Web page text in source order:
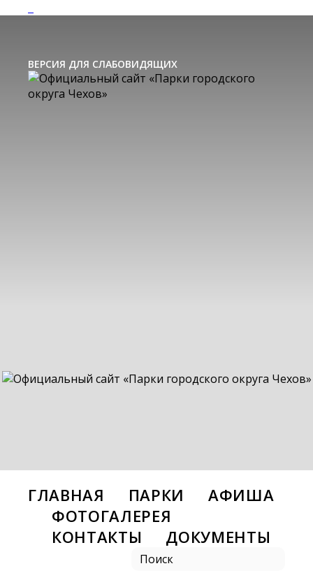
ВЕРСИЯ ДЛЯ СЛАБОВИДЯЩИХ
ГЛАВНАЯ ПАРКИ
АФИША
ФОТОГАЛЕРЕЯ
КОНТАКТЫ
ДОКУМЕНТЫ